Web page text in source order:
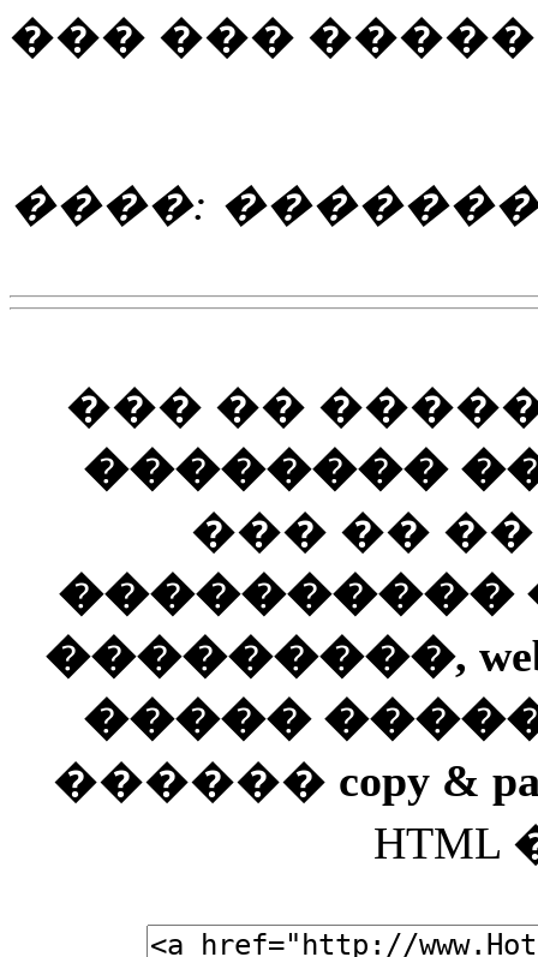
��� ���
����:
��� ��
��������
��� ��
����������
���������,
�����
������ copy &